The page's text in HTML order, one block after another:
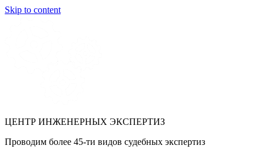
Skip to content
ЦЕНТР ИНЖЕНЕРНЫХ ЭКСПЕРТИЗ
Проводим более 45-ти видов судебных экспертиз